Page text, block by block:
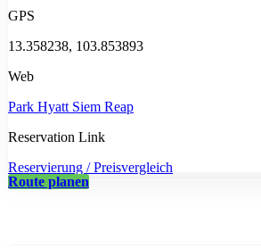
GPS
13.358238, 103.853893
Web
Park Hyatt Siem Reap
Reservation Link
Reservierung / Preisvergleich
Route planen